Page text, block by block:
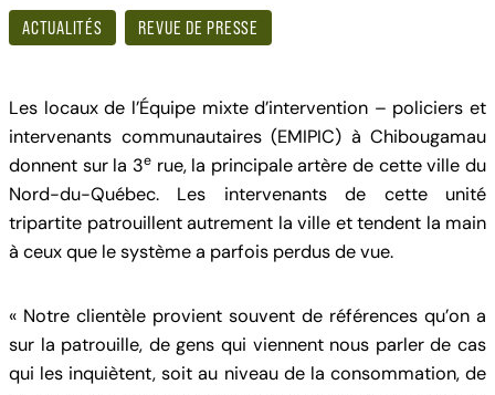
ACTUALITÉS REVUE DE PRESSE
Les locaux de l’Équipe mixte d’intervention – policiers et
intervenants communautaires (EMIPIC) à Chibougamau
donnent sur la 3erue, la principale artère de cette ville du
Nord-du-Québec. Les intervenants de cette unité
tripartite patrouillent autrement la ville et tendent la main
à ceux que le système a parfois perdus de vue.
« Notre clientèle provient souvent de références qu’on a
sur la patrouille, de gens qui viennent nous parler de cas
qui les inquiètent, soit au niveau de la consommation, de